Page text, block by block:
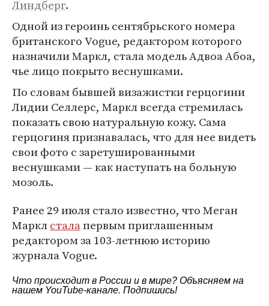
Линдберг.
Одной из героинь сентябрьского номера
британского Vogue, редактором которого
назначили Маркл, стала модель Адвоа Абоа,
чье лицо покрыто веснушками.
По словам бывшей визажистки герцогини
Лидии Селлерс, Маркл всегда стремилась
показать свою натуральную кожу. Сама
герцогиня признавалась, что для нее видеть
свои фото с заретушированными
веснушками — как наступать на больную
мозоль.
Ранее 29 июля стало известно, что Меган
Марклсталапервым приглашенным
редактором за 103-летнюю историю
журнала Vogue.
Что происходит в России и в мире? Объясняем на
нашем YouTube-канале. Подпишись!